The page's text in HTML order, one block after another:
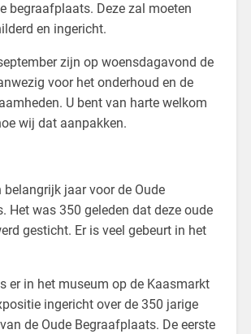
begraafplaats. Deze zal moeten
en ingericht.
zijn op woensdagavond de
voor het onderhoud en de
U bent van harte welkom
wij dat aanpakken.
belangrijk jaar voor de Oude
Het was 350 geleden dat deze oude
gesticht. Er is veel gebeurt in het
er in het museum op de Kaasmarkt
ingericht over de 350 jarige
de Oude Begraafplaats. De eerste